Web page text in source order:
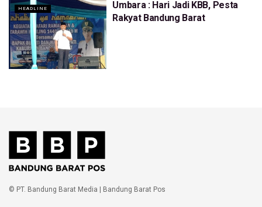
HEADLINE
Umbara : Hari Jadi KBB, Pesta
Rakyat Bandung Barat
© PT. Bandung Barat Media | Bandung Barat Pos